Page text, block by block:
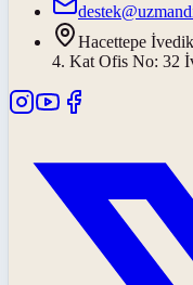
Hacettepe
4. Kat Ofis No: 32